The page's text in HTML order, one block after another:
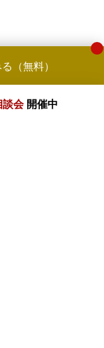
（無料）
談会 開催中